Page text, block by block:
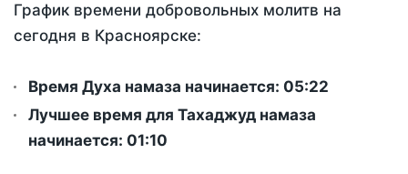
График времени добровольных молитв на
сегодня в Красноярске:
Время Духа намаза начинается: 05:22
Лучшее время для Тахаджуд намаза
начинается: 01:10